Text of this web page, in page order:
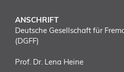
ANSCHRIFT
Deutsche Gesellschaft für
(DGFF)
Prof. Dr. Lena Heine